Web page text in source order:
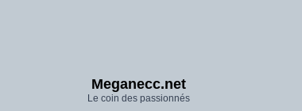
Meganecc.net
Le coin des passionnés